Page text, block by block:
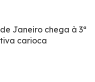
Janeiro chega à 3ª
carioca